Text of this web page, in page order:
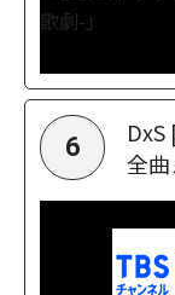
6
DxS
全